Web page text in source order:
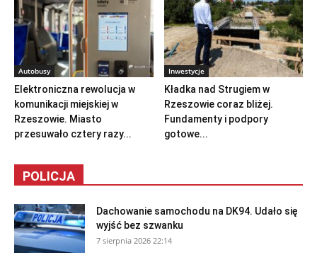
Autobusy
Elektroniczna rewolucja w
komunikacji miejskiej w
Rzeszowie. Miasto
przesuwało cztery razy...
Inwestycje
Kładka nad Strugiem w
Rzeszowie coraz bliżej.
Fundamenty i podpory
gotowe...
POLICJA
Dachowanie samochodu na DK94. Udało się
wyjść bez szwanku
7 sierpnia 2026 22:14